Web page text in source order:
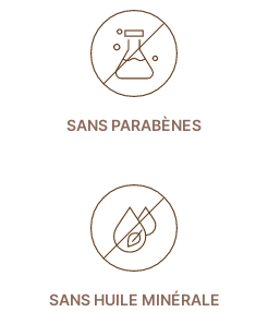
SANS PARABÈNES
SANS HUILE MINÉRALE